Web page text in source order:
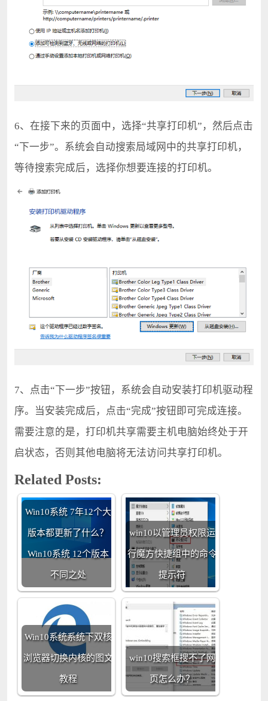
6、在接下来的页面中，选择“共享打印机”，然后点击
“下一步”。系统会自动搜索局域网中的共享打印机，
等待搜索完成后，选择你想要连接的打印机。
7、点击“下一步”按钮，系统会自动安装打印机驱动程
序。当安装完成后，点击“完成”按钮即可完成连接。
需要注意的是，打印机共享需要主机电脑始终处于开
启状态，否则其他电脑将无法访问共享打印机。
Related Posts:
Win10系统 7年12个大
版本都更新了什么？
Win10系统 12个版本
不同之处
win10以管理员权限运
行魔方快捷组中的命令
提示符
Win10系统系统下双核
浏览器切换内核的图文
教程
win10搜索框搜不了网
页怎么办？